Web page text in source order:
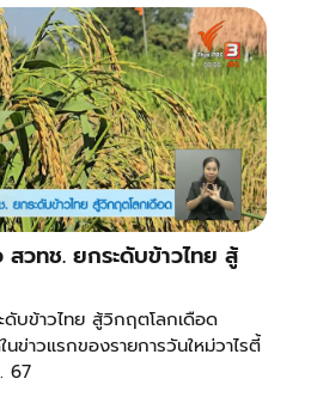
วทช. ยกระดับข้าวไทย สู้
บข้าวไทย สู้วิกฤตโลกเดือด
ข่าวแรกของรายการวันใหม่วาไรตี้
67